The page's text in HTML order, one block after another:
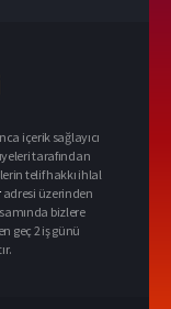
içerik sağlayıcı
tarafından
telif hakkı ihlal
adresi üzerinden
bizlere
geç 2 iş günü